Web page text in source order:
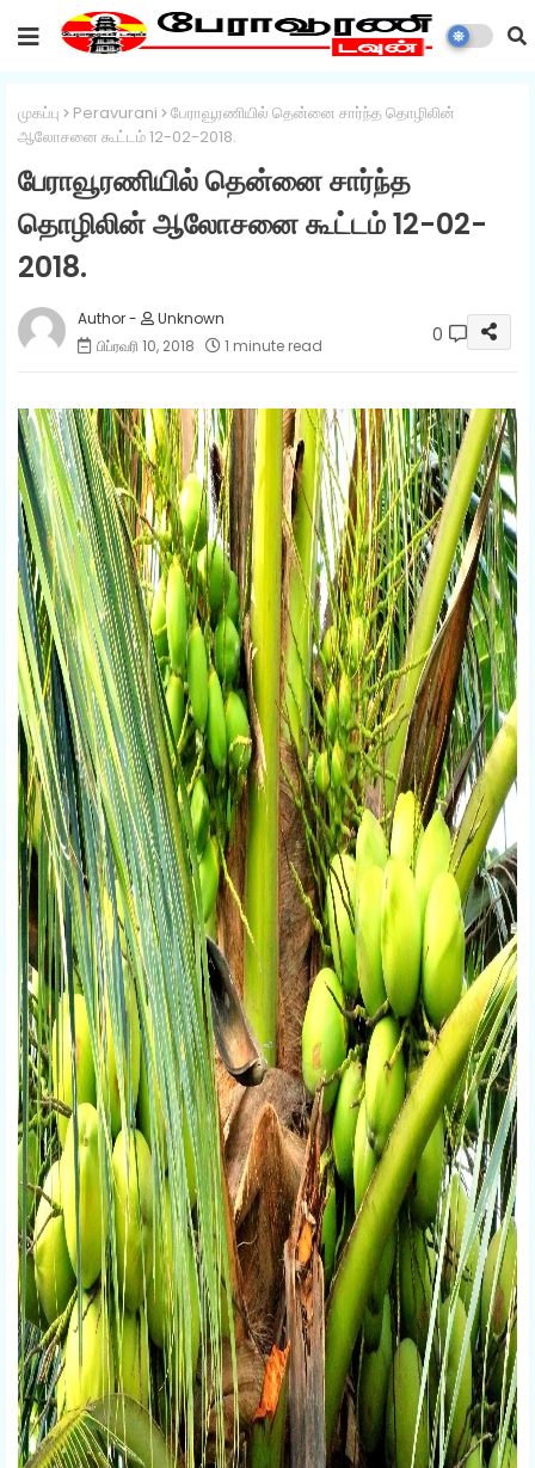
முகப்பு Peravurani
பேராவூரணியில் தென்னை சார்ந்த தொழிலின்
ஆலோசனை கூட்டம் 12-02-2018.
பேராவூரணியில் தென்னை சார்ந்த
தொழிலின் ஆலோசனை கூட்டம் 12-02-
2018.
Unknown
பிப்ரவரி 10, 2018
1 minute read 0